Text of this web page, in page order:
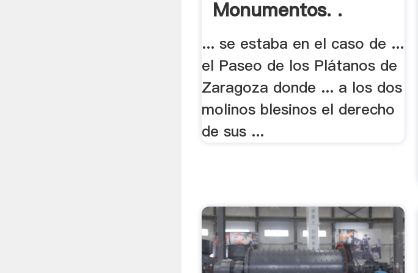
Monumentos. .
... se estaba en el caso de ...
el Paseo de los Plátanos de
Zaragoza donde ... a los dos
molinos blesinos el derecho
de sus ...